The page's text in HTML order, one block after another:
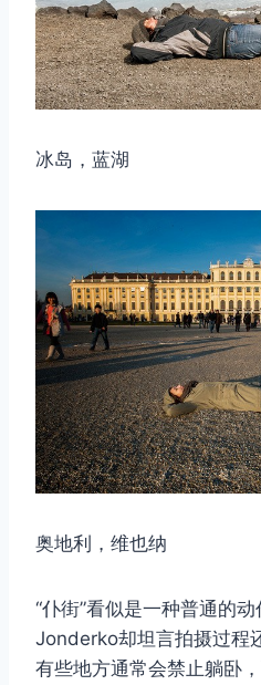
冰岛，蓝湖
奥地利，维也纳
“仆街”看似是一种普通的
Jonderko却坦言拍摄过程
有些地方通常会禁止躺卧